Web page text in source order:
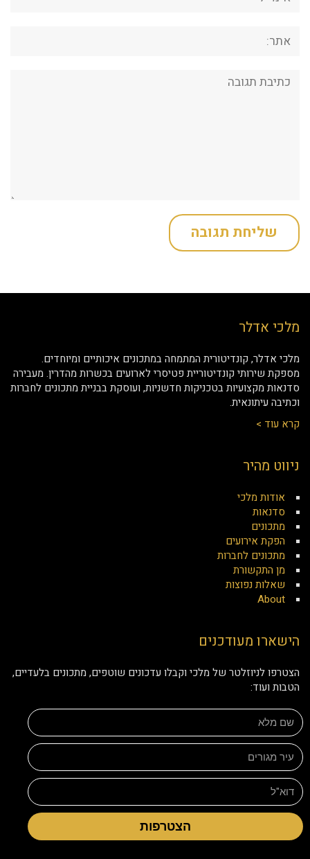
תגובה:
מלכי אדלר
מלכי אדלר, קונדיטורית המתמחה במתכונים איכותיים ומיוחדים.
מספקת שירותי קונדיטוריית פטיסרי לארועים בכשרות מהדרין. מעבירה
סדנאות מקצועיות בטכניקות חדשניות, ועוסקת בבניית מתכונים לחברות
וכתיבה עיתונאית.
קרא עוד >
ניווט מהיר
אודות מלכי
סדנאות
מתכונים
הפקת אירועים
מתכונים לחברות
מן התקשורת
שאלות נפוצות
About
הישארו מעודכנים
הצטרפו לניוזלטר של מלכי וקבלו עדכונים שוטפים, מתכונים בלעדיים,
הטבות ועוד:
הצטרפות